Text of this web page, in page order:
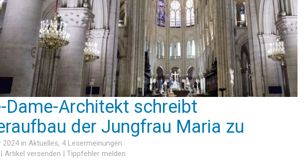
Dame-Architekt schreibt
der Jungfrau Maria zu
2024 in Aktuelles, 4 Lesermeinungen
| Artikel versenden | Tippfehler melden